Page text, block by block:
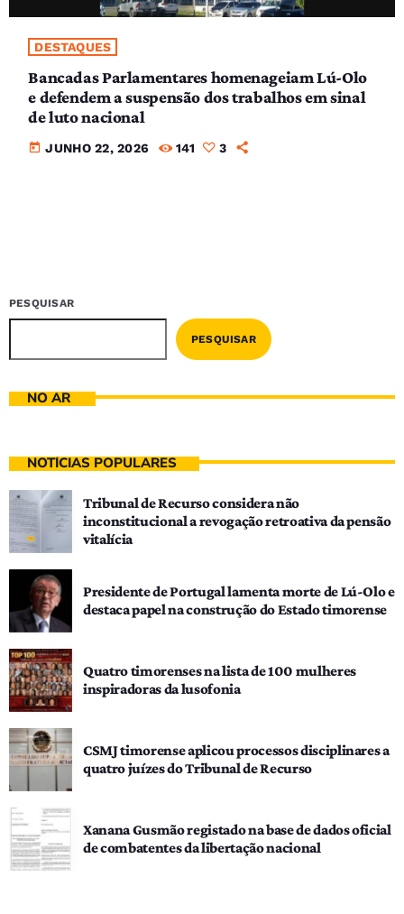
DESTAQUES
Bancadas Parlamentares homenageiam Lú-Olo
e defendem a suspensão dos trabalhos em sinal
de luto nacional
today JUNHO 22, 2026 141 3
PESQUISAR
PESQUISAR
NO AR
NOTÍCIAS POPULARES
Tribunal de Recurso considera não
inconstitucional a revogação retroativa da pensão
vitalícia
Presidente de Portugal lamenta morte de Lú-Olo e
destaca papel na construção do Estado timorense
Quatro timorenses na lista de 100 mulheres
inspiradoras da lusofonia
CSMJ timorense aplicou processos disciplinares a
quatro juízes do Tribunal de Recurso
Xanana Gusmão registado na base de dados oficial
de combatentes da libertação nacional